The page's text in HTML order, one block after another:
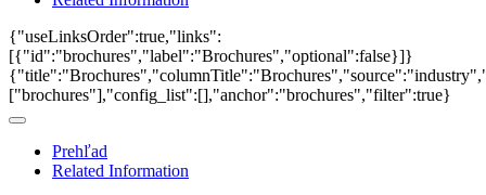
{"useLinksOrder":true,"links":
[{"id":"brochures","label":"Brochures","optional":false}]}
["brochures"],"config_list":[],"anchor":"brochures","filter":true}
Prehľad
Related Information